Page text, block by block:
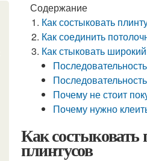
Содержание
Как состыковать
Как соединить
Как стыковать
Почему не стоит
Почему нужно
Как состыковать
плинтусов